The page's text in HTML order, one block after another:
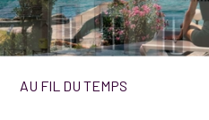
AU FIL DU TEMPS